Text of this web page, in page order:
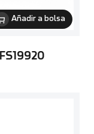
Añadir a bolsa